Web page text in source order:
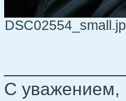
С уважением,